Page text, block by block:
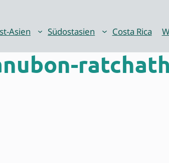
Asien Südostasien Costa Rica